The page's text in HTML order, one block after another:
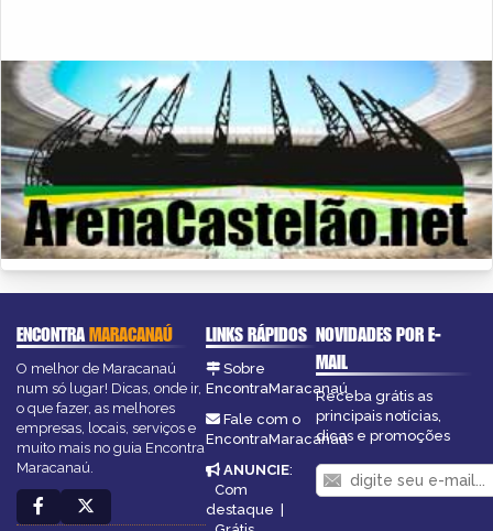
ENCONTRAMARACANAÚ
O melhor de Maracanaú
num só lugar! Dicas, onde ir,
o que fazer, as melhores
empresas, locais, serviços e
muito mais no guia Encontra
Maracanaú.
LINKS RÁPIDOS
Sobre
EncontraMaracanaú
Fale com o
EncontraMaracanaú
ANUNCIE:
Com
destaque
NOVIDADES POR E-
MAIL
Receba grátis as
principais notícias,
dicas e promoções